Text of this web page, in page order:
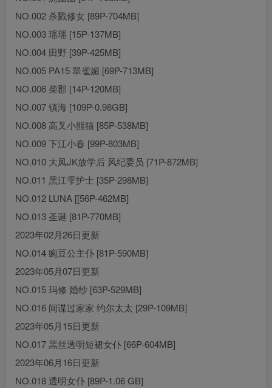
NO.002 杀戮修女 [89P-704MB]
NO.003 瑶瑶 [15P-137MB]
NO.004 田野 [39P-425MB]
NO.005 PA15 翠雀媚 [69P-713MB]
NO.006 柴郡 [14P-120MB]
NO.007 镇海 [109P-0.98GB]
NO.008 高叉小熊猫 [85P-538MB]
NO.009 下江小春 [99P-803MB]
NO.010 大凤JK放学后 风纪委员 [71P-872MB]
NO.011 黑江雫护士 [35P-298MB]
NO.012 LUNA [[56P-462MB]
NO.013 圣诞 [81P-770MB]
2023年02月26日更新
NO.014 豌豆公主仆 [81P-590MB]
2023年05月07日更新
NO.015 玛修 婚纱 [63P-529MB]
NO.016 间谍过家家 约尔太太 [29P-109MB]
2023年05月15日更新
NO.017 黑丝透明短裙女仆 [66P-604MB]
2023年06月16日更新
NO.018 透明女仆 [89P-1.06 GB]